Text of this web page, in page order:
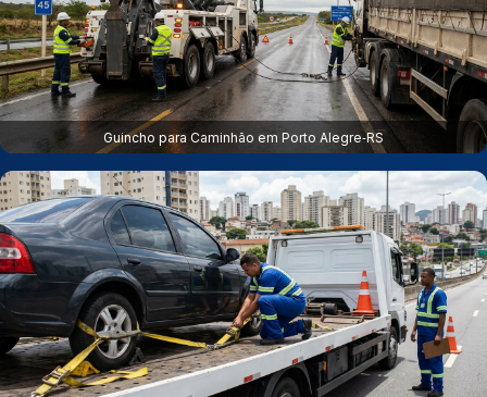
Guincho para Caminhão em Porto Alegre‑RS